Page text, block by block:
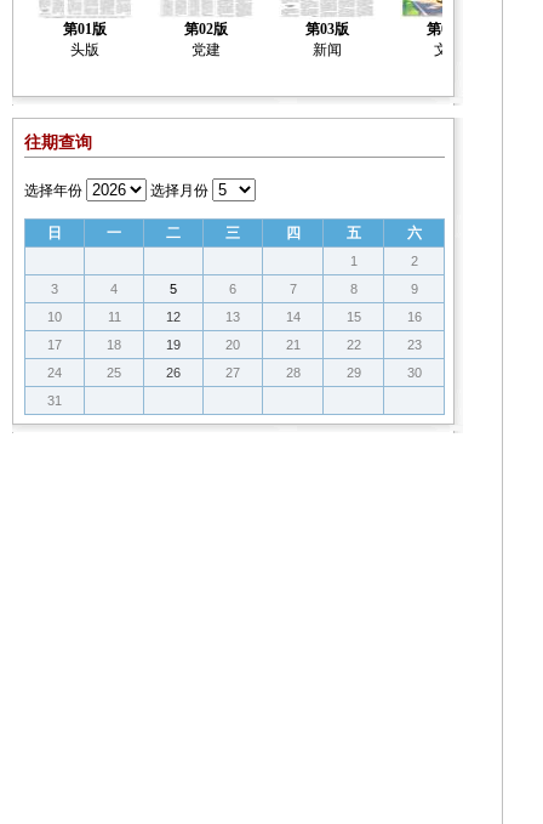
第01版
头版
第02版
党建
第03版
新闻
第04版
文化
往期查询
选择年份 选择月份
日 一 二 三 四 五 六
1
2
3
4 5 6 7 8
9
10
11 12 13 14 15
16
17
18 19 20 21 22
23
24
25 26 27 28 29
30
31